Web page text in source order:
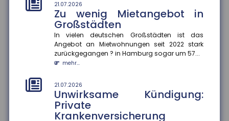
21.07.2026
Zu wenig Mietangebot in
Großstädten
In vielen deutschen Großstädten ist das
Angebot an Mietwohnungen seit 2022 stark
zurückgegangen ? in Hamburg sogar um 57...
mehr...
21.07.2026
Unwirksame Kündigung:
Private
Krankenversicherung
Wer im späten Erwerbsleben Angehörige pflegt,
riskiert später geringere Rentenansprüche ?
besonders, wenn keine zusätzli...
mehr...
21.07.2026
Genetische Veranlagung
von Bildung
Bildung wirkt nicht bei allen gleich. Eine aktuelle
Studie der FernUniversität Hagen zeigt, dass der
Nutzen zusätzliche...